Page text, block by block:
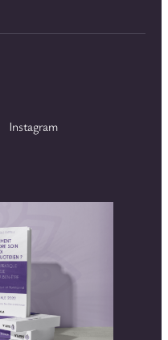
Instagram